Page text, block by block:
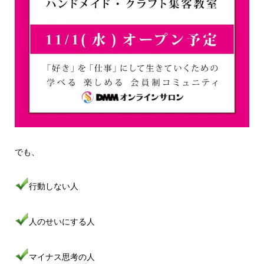
でも、
行動しない人
人のせいにする人
マイナス思考の人